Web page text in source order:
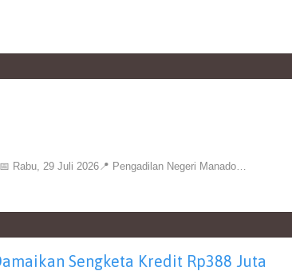
Rabu, 29 Juli 2026📍 Pengadilan Negeri Manado…
Sengketa Kredit Rp388 Juta